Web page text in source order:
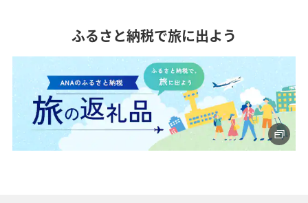
ふるさと納税で旅に出よう